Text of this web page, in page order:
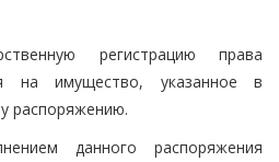
регистрацию права
на имущество, указанное в
распоряжению.
данного распоряжения